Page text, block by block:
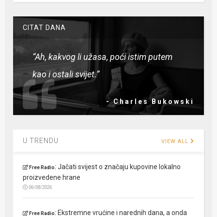
CITAT DANA
“Ah, kakvog li užasa, poći istim putem
kao i ostali svijet.”
- Charles Bukowski
U TRENDU VIEW ALL
Free Radio:Jačati svijest o značaju kupovine lokalno
proizvedene hrane
06/08/2026
Free Radio: Ekstremne vrućine i narednih dana, a onda